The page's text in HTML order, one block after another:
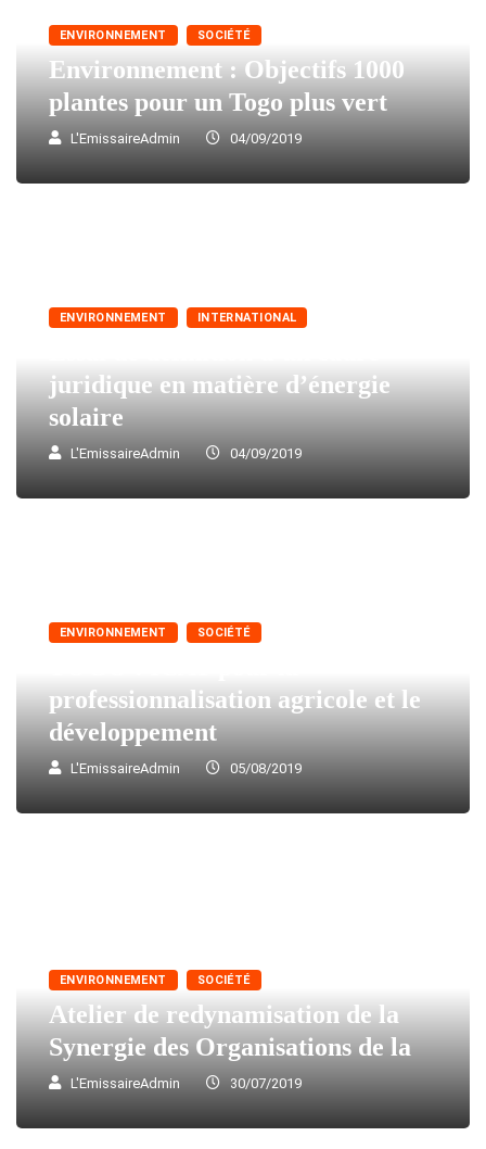
ENVIRONNEMENT SOCIÉTÉ
Environnement : Objectifs 1000
plantes pour un Togo plus vert
L'EmissaireAdmin 04/09/2019
ENVIRONNEMENT INTERNATIONAL
juridique en matière d’énergie
solaire
L'EmissaireAdmin 04/09/2019
ENVIRONNEMENT SOCIÉTÉ
professionnalisation agricole et le
développement
L'EmissaireAdmin 05/08/2019
ENVIRONNEMENT SOCIÉTÉ
Atelier de redynamisation de la
Synergie des Organisations de la
L'EmissaireAdmin 30/07/2019